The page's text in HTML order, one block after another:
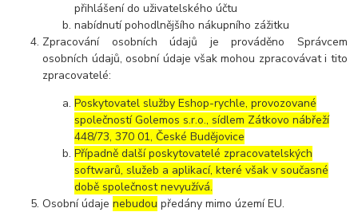
přihlášení do uživatelského účtu
nabídnutí pohodlnějšího nákupního zážitku
Zpracování osobních údajů je prováděno Správcem
osobních údajů, osobní údaje však mohou zpracovávat i tito
zpracovatelé:
Poskytovatel služby Eshop-rychle, provozované
společností Golemos s.r.o., sídlem Zátkovo nábřeží
448/73, 370 01, České Budějovice
Případně další poskytovatelé zpracovatelských
softwarů, služeb a aplikací, které však v současné
době společnost nevyužívá.
Osobní údajenebudou předány mimo území EU.